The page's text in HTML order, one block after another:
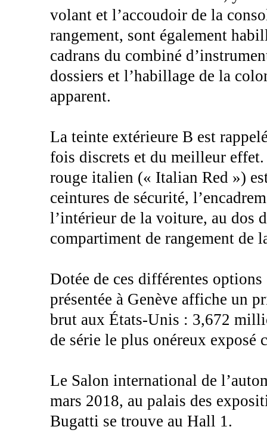
volant et l’accoudoir de la
rangement, sont également
cadrans du combiné
dossiers et l’habillage de la
apparent.
La teinte extérieure B est
fois discrets et du meilleur
rouge italien (« Italian Red »)
ceintures de sécurité,
l’intérieur de la voiture, au dos
compartiment de rangement de
Dotée de ces différentes
présentée à Genève affiche un
brut aux États-Unis : 3,672
de série le plus onéreux exposé
Le Salon international de
mars 2018, au palais des
Bugatti se trouve au Hall 1.